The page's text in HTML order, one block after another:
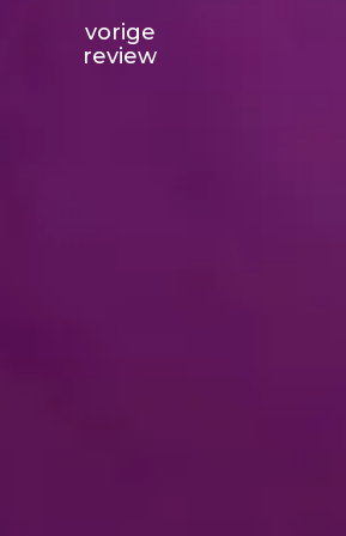
vorige
review